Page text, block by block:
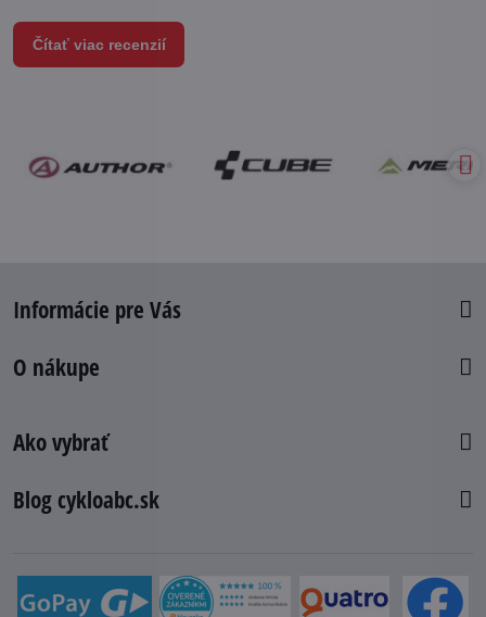
Čítať viac recenzií
Informácie pre Vás
O nákupe
Ako vybrať
Blog cykloabc.sk